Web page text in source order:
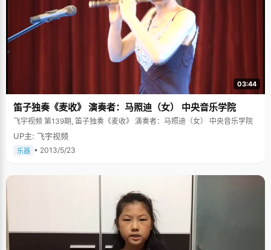
03:44
笛子独奏《麦收》 演奏者：马照迪（女） 中央音乐学院
飞宇视频 第139期, 笛子独奏《麦收》 演奏者：马照迪（女） 中央音乐学院
UP主: 飞宇视频
乐器 • 2013/5/23